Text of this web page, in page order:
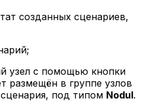
созданных сценариев,
узел с помощью кнопки
размещён в группе узлов
под типом Nodul.